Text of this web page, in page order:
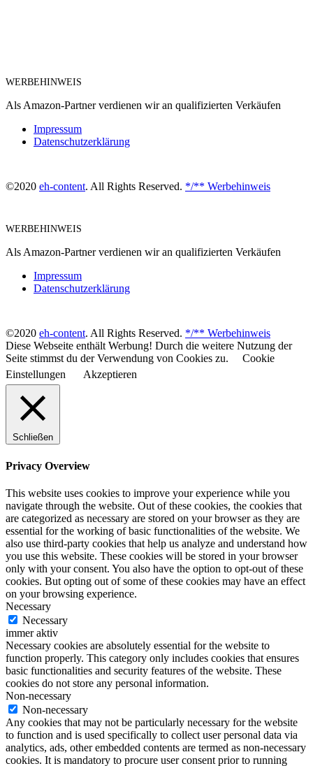
WERBEHINWEIS
Als Amazon-Partner verdienen wir an qualifizierten Verkäufen
Impressum
Datenschutzerklärung
©2020 eh-content. All Rights Reserved. */** Werbehinweis
WERBEHINWEIS
Als Amazon-Partner verdienen wir an qualifizierten Verkäufen
Impressum
Datenschutzerklärung
©2020 eh-content. All Rights Reserved. */** Werbehinweis
Diese Webseite enthält Werbung! Durch die weitere Nutzung der
Seite stimmst du der Verwendung von Cookies zu.
Cookie
Einstellungen
Akzeptieren
Schließen
Privacy Overview
This website uses cookies to improve your experience while you
navigate through the website. Out of these cookies, the cookies that
are categorized as necessary are stored on your browser as they are
essential for the working of basic functionalities of the website. We
also use third-party cookies that help us analyze and understand how
you use this website. These cookies will be stored in your browser
only with your consent. You also have the option to opt-out of these
cookies. But opting out of some of these cookies may have an effect
on your browsing experience.
Necessary
Necessary
immer aktiv
Necessary cookies are absolutely essential for the website to
function properly. This category only includes cookies that ensures
basic functionalities and security features of the website. These
cookies do not store any personal information.
Non-necessary
Non-necessary
Any cookies that may not be particularly necessary for the website
to function and is used specifically to collect user personal data via
analytics, ads, other embedded contents are termed as non-necessary
cookies. It is mandatory to procure user consent prior to running